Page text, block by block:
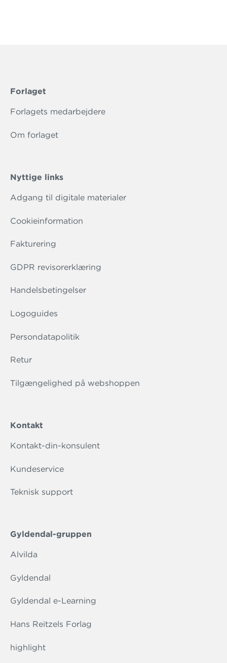
Forlaget
Forlagets medarbejdere
Om forlaget
Nyttige links
Adgang til digitale materialer
Cookieinformation
Fakturering
GDPR revisorerklæring
Handelsbetingelser
Logoguides
Persondatapolitik
Retur
Tilgængelighed på webshoppen
Kontakt
Kontakt-din-konsulent
Kundeservice
Teknisk support
Gyldendal-gruppen
Alvilda
Gyldendal
Gyldendal e-Learning
Hans Reitzels Forlag
highlight